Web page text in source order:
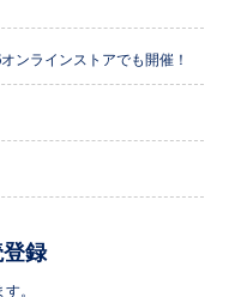
ンラインストアでも開催！
登録
。